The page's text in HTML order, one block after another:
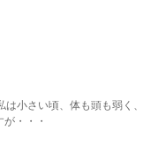
小さい頃、体も頭も弱く、
・・・